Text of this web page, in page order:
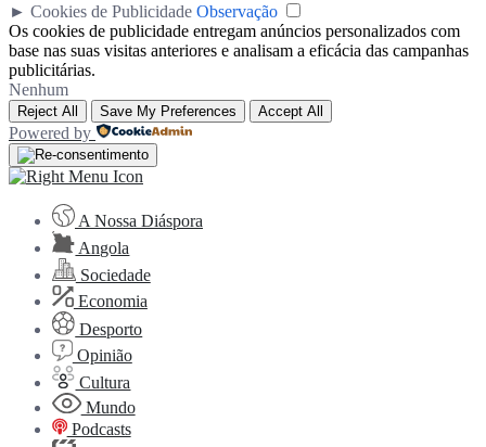
► Cookies de Publicidade Observação
Os cookies de publicidade entregam anúncios personalizados com
base nas suas visitas anteriores e analisam a eficácia das campanhas
publicitárias.
Nenhum
Reject All Save My Preferences Accept All
Powered by
A Nossa Diáspora
Angola
Sociedade
Economia
Desporto
Opinião
Cultura
Mundo
Podcasts